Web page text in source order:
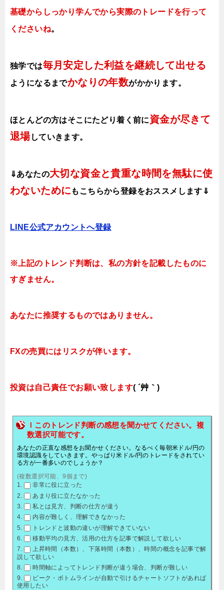
基礎からしっかり学んでから実際のトレードを行って
くださいね。
独学では毎月安定した利益を継続して出せる
ようになるまでかなりの年数がかかります。
ほとんどの方はそこにたどり着く前に資金が尽きて
退場していきます。
⇓あなたの大切な資金と貴重な時間を無駄に使
わないために も こちらから登録をおススメします⇓
LINE公式アカウントへ登録
※上記のトレンド判断は、私の方針を記載したものに
すぎません。
あなたに推奨するものではありません。
FXの売買にはリスクが伴います。
投資は自己責任でお願い致します( ´艸｀)
ｌこのトレンド判断の感想を聞かせてください。複
数選択可能です。
あなたの正直な感想をお聞かせください。なるべく毎朝米ドル/円の
環境認識をしていきます。やっぱり米ドル/円のトレードをされてい
る方が一番多いのでしょうか？
(複数選択可能、9個まで)
非常に役に立った
あまり役に立たなかった
私とは見方、判断の仕方が違う
内容が難しく、理解できなかった
トレンドと波動の違いが理解できていない
移動平均の見方、活用の仕方を記事で解説して欲しい
上昇時間（本数）、下落時間（本数）、時間の概念を記事で解
説して欲しい
時間軸によってトレンド判断が違う場合、判断が難しい
ピーク・ボトムラインが自動で引けるチャートソフトがあれば
使用したい